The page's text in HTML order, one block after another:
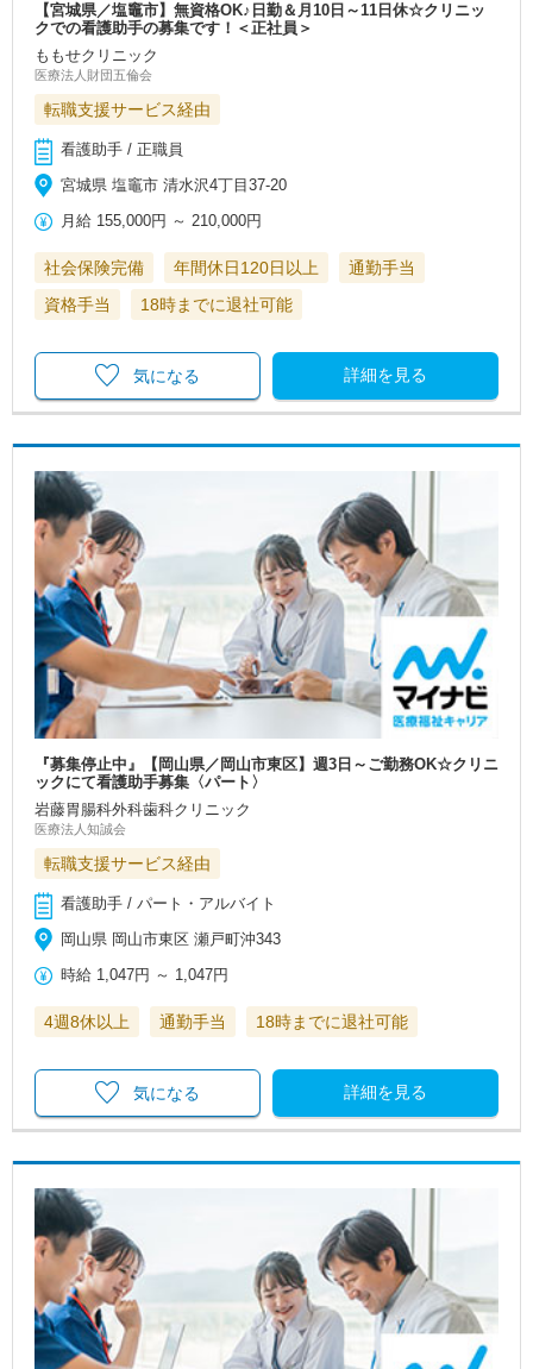
【宮城県／塩竈市】無資格OK♪日勤＆月10日～11日休☆クリニッ
クでの看護助手の募集です！＜正社員＞
ももせクリニック
医療法人財団五倫会
転職支援サービス経由
看護助手 / 正職員
宮城県 塩竈市 清水沢4丁目37-20
月給 155,000円 ～ 210,000円
社会保険完備 年間休日120日以上
通勤手当
資格手当
18時までに退社可能
詳細を見る
気になる
『募集停止中』【岡山県／岡山市東区】週3日～ご勤務OK☆クリニ
ックにて看護助手募集〈パート〉
岩藤胃腸科外科歯科クリニック
医療法人知誠会
転職支援サービス経由
看護助手 / パート・アルバイト
岡山県 岡山市東区 瀬戸町沖343
時給 1,047円 ～ 1,047円
4週8休以上 通勤手当 18時までに退社可能
詳細を見る
気になる